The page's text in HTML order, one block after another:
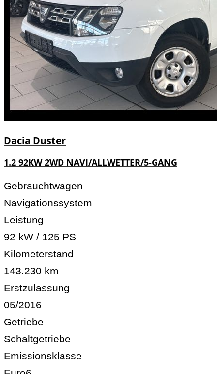
Dacia Duster
1.2 92KW 2WD NAVI/ALLWETTER/5-GANG
Gebrauchtwagen
Navigationssystem
Leistung
92 kW / 125 PS
Kilometerstand
143.230 km
Erstzulassung
05/2016
Getriebe
Schaltgetriebe
Emissionsklasse